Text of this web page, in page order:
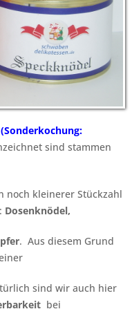
(Sonderkochung:
sind stammen
noch kleinerer Stückzahl
Dosenknödel,
. Aus diesem Grund
sind wir auch hier
bei